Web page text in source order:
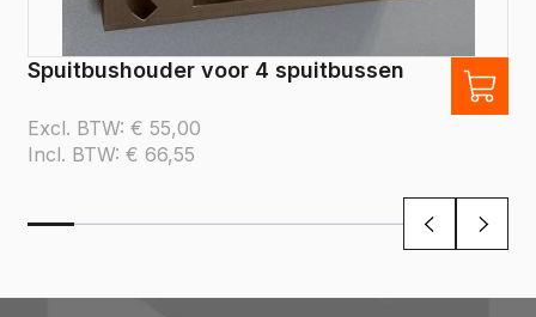
Spuitbushouder voor 4 spuitbussen
Excl. BTW: € 55,00
Incl. BTW: € 66,55